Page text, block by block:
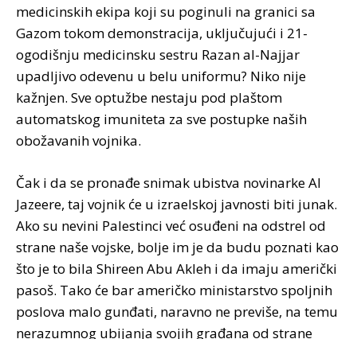
medicinskih ekipa koji su poginuli na granici sa
Gazom tokom demonstracija, uključujući i 21-
ogodišnju medicinsku sestru Razan al-Najjar
upadljivo odevenu u belu uniformu? Niko nije
kažnjen. Sve optužbe nestaju pod plaštom
automatskog imuniteta za sve postupke naših
obožavanih vojnika.
Čak i da se pronađe snimak ubistva novinarke Al
Jazeere, taj vojnik će u izraelskoj javnosti biti junak.
Ako su nevini Palestinci već osuđeni na odstrel od
strane naše vojske, bolje im je da budu poznati kao
što je to bila Shireen Abu Akleh i da imaju američki
pasoš. Tako će bar američko ministarstvo spoljnih
poslova malo gunđati, naravno ne previše, na temu
nerazumnog ubijanja svojih građana od strane